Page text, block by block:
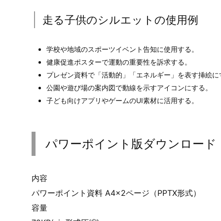
走る子供のシルエットの使用例
学校や地域のスポーツイベント告知に使用する。
健康促進ポスターで運動の重要性を訴求する。
プレゼン資料で「活動的」「エネルギー」を表す挿絵に
公園や遊び場の案内図で動線を示すアイコンにする。
子ども向けアプリやゲームのUI素材に活用する。
パワーポイント版ダウンロード
内容
パワーポイント資料 A4×2ページ（PPTX形式）
容量